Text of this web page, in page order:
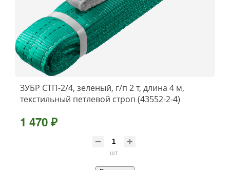
ЗУБР СТП-2/4, зеленый, г/п 2 т, длина 4 м,
текстильный петлевой строп (43552-2-4)
1 470 ₽
шт